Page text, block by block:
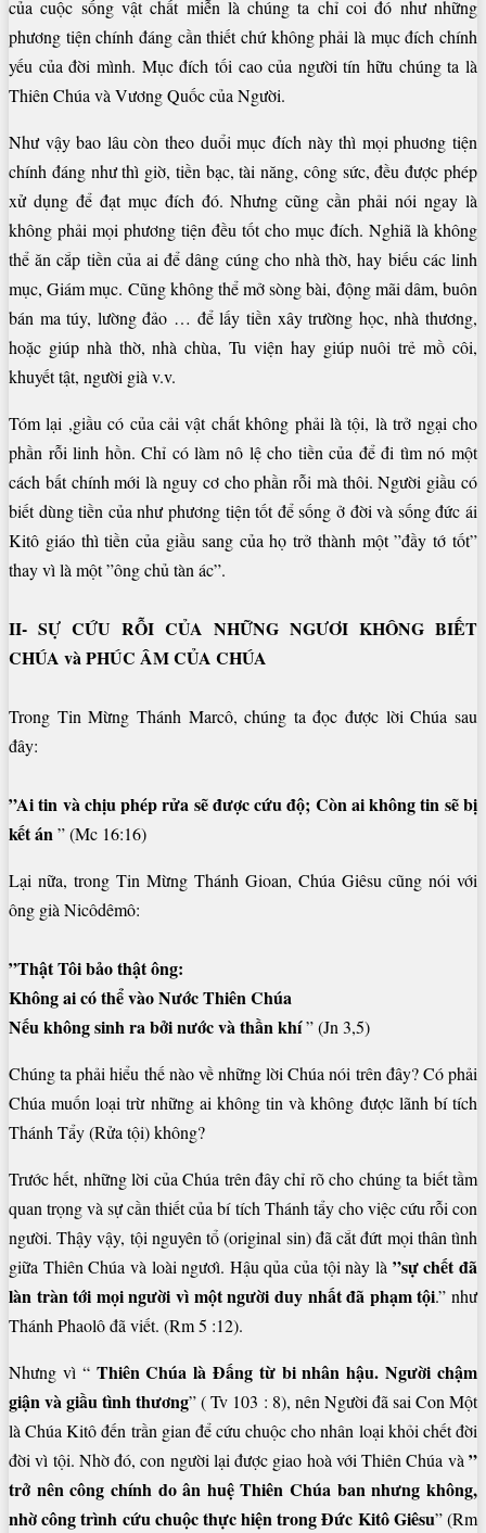
của cuộc sống vật chất miễn là chúng ta chỉ coi đó như những
phương tiện chính đáng cần thiết chứ không phải là mục đích chính
yếu của đời mình. Mục đích tối cao của người tín hữu chúng ta là
Thiên Chúa và Vương Quốc của Người.
Như vậy bao lâu còn theo duổi mục đích này thì mọi phuơng tiện
chính đáng như thì giờ, tiền bạc, tài năng, công sức, đều được phép
xử dụng để đạt mục đích đó. Nhưng cũng cần phải nói ngay là
không phải mọi phương tiện đều tốt cho mục đích. Nghiã là không
thể ăn cắp tiền của ai để dâng cúng cho nhà thờ, hay biếu các linh
mục, Giám mục. Cũng không thể mở sòng bài, động mãi dâm, buôn
bán ma túy, lường đảo … để lấy tiền xây trường học, nhà thương,
hoặc giúp nhà thờ, nhà chùa, Tu viện hay giúp nuôi trẻ mồ côi,
khuyết tật, người già v.v.
Tóm lại ,giầu có của cải vật chất không phải là tội, là trở ngại cho
phần rỗi linh hồn. Chỉ có làm nô lệ cho tiền của để đi tìm nó một
cách bất chính mới là nguy cơ cho phần rỗi mà thôi. Người giầu có
biết dùng tiền của như phương tiện tốt để sống ở đời và sống đức ái
Kitô giáo thì tiền của giầu sang của họ trở thành một ”đầy tớ tốt”
thay vì là một ”ông chủ tàn ác”.
II- SỰ CỨU RỖI CỦA NHỮNG NGƯƠI KHÔNG BIẾT
CHÚA và PHÚC ÂM CỦA CHÚA
Trong Tin Mừng Thánh Marcô, chúng ta đọc được lời Chúa sau
đây:
”Ai tin và chịu phép rửa sẽ được cứu độ; Còn ai không tin sẽ bị
kết án” (Mc 16:16)
Lại nữa, trong Tin Mừng Thánh Gioan, Chúa Giêsu cũng nói với
ông già Nicôdêmô:
”Thật Tôi bảo thật ông:
Không ai có thể vào Nước Thiên Chúa
Nếu không sinh ra bởi nước và thần khí” (Jn 3,5)
Chúng ta phải hiểu thế nào về những lời Chúa nói trên đây? Có phải
Chúa muốn loại trừ những ai không tin và không được lãnh bí tích
Thánh Tẩy (Rửa tội) không?
Trước hết, những lời của Chúa trên đây chỉ rõ cho chúng ta biết tầm
quan trọng và sự cần thiết của bí tích Thánh tẩy cho việc cứu rỗi con
người. Thậy vậy, tội nguyên tổ (original sin) đã cắt đứt mọi thân tình
giữa Thiên Chúa và loài ngươì. Hậu qủa của tội này là ”sự chết đã
làn tràn tới mọi người vì một người duy nhất đã phạm tội.” như
Thánh Phaolô đã viết. (Rm 5 :12).
Nhưng vì “ Thiên Chúa là Đấng từ bi nhân hậu. Người chậm
giận và giầu tình thương” ( Tv 103 : 8), nên Người đã sai Con Một
là Chúa Kitô đến trần gian để cứu chuộc cho nhân loại khỏi chết đời
đời vì tội. Nhờ đó, con người lại được giao hoà với Thiên Chúa và ”
trở nên công chính do ân huệ Thiên Chúa ban nhưng không,
nhờ công trình cứu chuộc thực hiện trong Đức KitôGiêsu” (Rm